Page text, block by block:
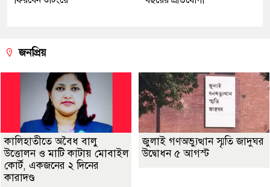
জনপ্রিয়
কালিহাতীতে অবৈধ বালু
উত্তোলন ও মাটি কাটায় মোবাইল
কোর্ট, একজনের ২ দিনের
কারাদণ্ড
জুলাই গণঅভ্যুত্থান স্মৃতি জাদুঘর
উদ্বোধন ৫ আগস্ট